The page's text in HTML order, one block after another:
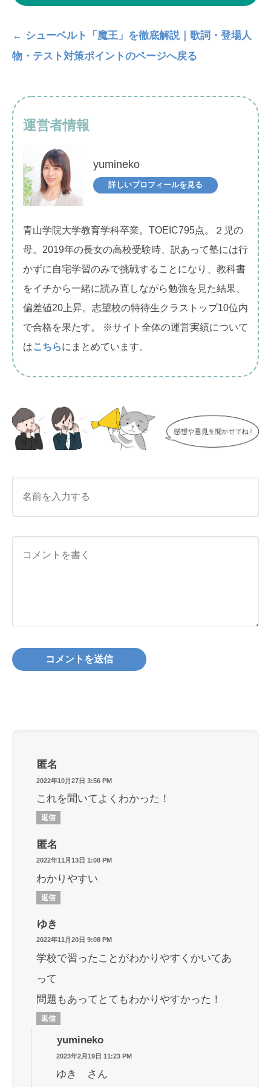
← シューベルト「魔王」を徹底解説｜歌詞・登場人
物・テスト対策ポイントのページへ戻る
運営者情報
yumineko
詳しいプロフィールを見る
青山学院大学教育学科卒業。TOEIC795点。２児の
母。2019年の長女の高校受験時、訳あって塾には行
かずに自宅学習のみで挑戦することになり、教科書
をイチから一緒に読み直しながら勉強を見た結果、
偏差値20上昇。志望校の特待生クラストップ10位内
で合格を果たす。 ※サイト全体の運営実績について
はこちらにまとめています。
匿名
2022年10月27日 3:56 PM
これを聞いてよくわかった！
返信
匿名
2022年11月13日 1:08 PM
わかりやすい
返信
ゆき
2022年11月20日 9:08 PM
学校で習ったことがわかりやすくかいてあ
って
問題もあってとてもわかりやすかった！
返信
yumineko
2023年2月19日 11:23 PM
ゆき さん